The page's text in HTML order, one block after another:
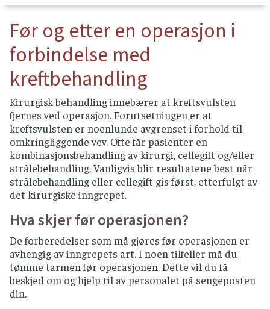
Før og etter en operasjon i
forbindelse med
kreftbehandling
Kirurgisk behandling innebærer at kreftsvulsten
fjernes ved operasjon. Forutsetningen er at
kreftsvulsten er noenlunde avgrenset i forhold til
omkringliggende vev. Ofte får pasienter en
kombinasjonsbehandling av kirurgi, cellegift og/eller
strålebehandling. Vanligvis blir resultatene best når
strålebehandling eller cellegift gis først, etterfulgt av
det kirurgiske inngrepet.
Hva skjer før operasjonen?
De forberedelser som må gjøres før operasjonen er
avhengig av inngrepets art. I noen tilfeller må du
tømme tarmen før operasjonen. Dette vil du få
beskjed om og hjelp til av personalet på sengeposten
din.